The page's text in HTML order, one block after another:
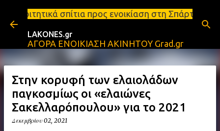
Μετάβαση στο κύριο περιεχόμενο
προς ενοικίαση στη Σπάρτη Ενοικιάσεις
LAKONES.gr
ΑΓΟΡΑ ΕΝΟΙΚΙΑΣΗ ΑΚΙΝΗΤΟΥ Grad.gr
Στην κορυφή των ελαιολάδων
παγκοσμίως οι «ελαιώνες
Σακελλαρόπουλου» για το 2021
Δεκεμβρίου 02, 2021